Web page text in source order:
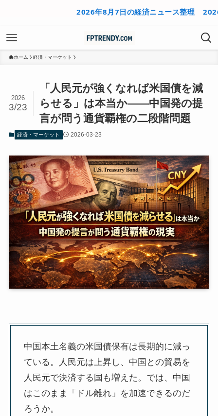
2026年8月7日の経済ニュース整理 2026年8月
ホーム 経済・マーケット
「人民元が強くなれば米国債を減
らせる」は本当か——中国発の提
言が問う通貨覇権の二段階問題
2026
3/23
経済・マーケット 2026-03-23
中国本土名義の米国債保有は長期的に減っ
ている。人民元は上昇し、中国との貿易を
人民元で決済する国も増えた。では、中国
はこのまま「ドル離れ」を加速できるのだ
ろうか。